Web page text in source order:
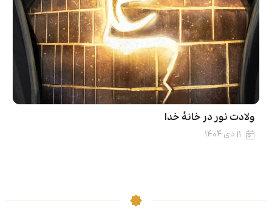
ولادت نور در خانۀ خدا
۱۱ دی ۱۴۰۴